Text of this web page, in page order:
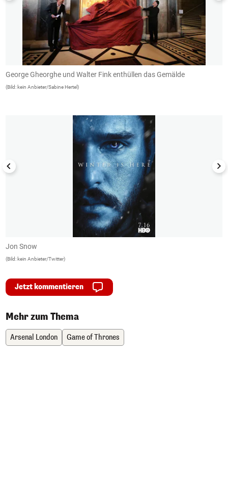
George Gheorghe und Walter Fink enthüllen das Gemälde
(Bild: kein Anbieter/Sabine Hertel)
Jon Snow
(Bild: kein Anbieter/Twitter)
Jetzt kommentieren
Mehr zum Thema
Arsenal London Game of Thrones